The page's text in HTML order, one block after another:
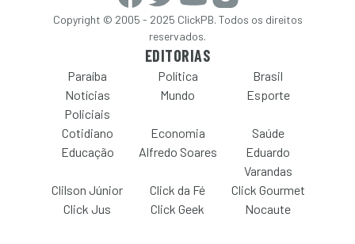
Copyright © 2005 - 2025 ClickPB. Todos os direitos
reservados.
EDITORIAS
Paraíba Política
Brasil
Notícias
Policiais
Mundo Esporte
Cotidiano Economia
Saúde
Educação
Alfredo Soares
Eduardo
Varandas
Clilson Júnior
Click da Fé
Click Gourmet
Click Jus
Click Geek Nocaute